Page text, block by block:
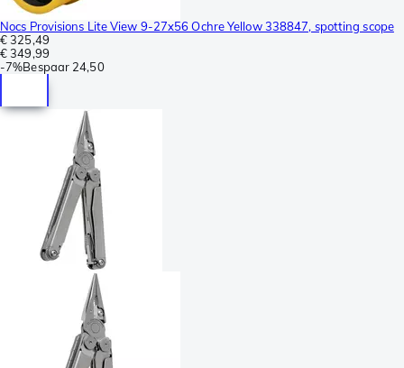
Nocs Provisions Lite View 9-27x56 Ochre Yellow 338847, spotting scope
€ 325,49
€ 349,99
-7%Bespaar 24,50